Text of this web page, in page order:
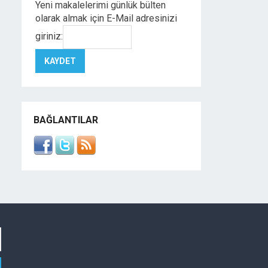
Yeni makalelerimi günlük bülten
olarak almak için E-Mail adresinizi
giriniz:
BAĞLANTILAR